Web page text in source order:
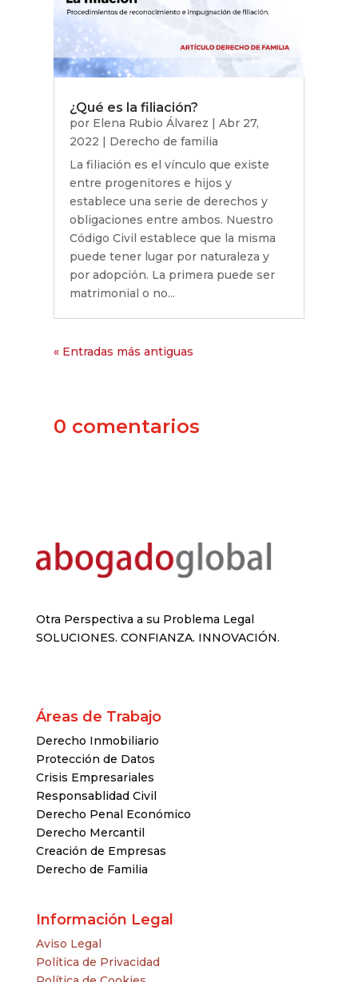
¿Qué es la filiación?
por Elena Rubio Álvarez |Abr 27,
2022 | Derecho de familia
La filiación es el vínculo que existe
entre progenitores e hijos y
establece una serie de derechos y
obligaciones entre ambos. Nuestro
Código Civil establece que la misma
puede tener lugar por naturaleza y
por adopción. La primera puede ser
matrimonial o no...
« Entradas más antiguas
0 comentarios
Otra Perspectiva a su Problema Legal
SOLUCIONES. CONFIANZA. INNOVACIÓN.
Áreas de Trabajo
Derecho Inmobiliario
Protección de Datos
Crisis Empresariales
Responsablidad Civil
Derecho Penal Económico
Derecho Mercantil
Creación de Empresas
Derecho de Familia
Información Legal
Aviso Legal
Política de Privacidad